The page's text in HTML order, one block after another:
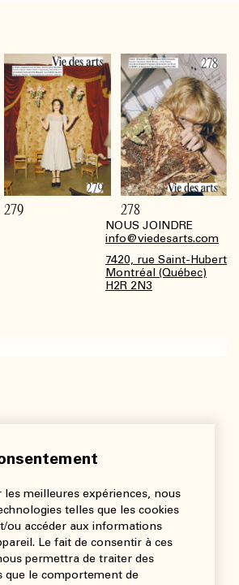
meilleures expériences, nous
telles que les cookies
ou accéder aux informations
Le fait de consentir à ces
permettra de traiter des
que le comportement de
NOUS JOINDRE
info@viedesarts.com
7420, rue Saint-Hubert
Montréal (Québec)
H2R 2N3
:
des communications,
279 278